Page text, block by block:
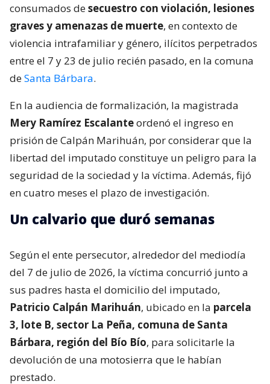
consumados desecuestro con violación, lesiones
graves y amenazas de muerte, en contexto de
violencia intrafamiliar y género, ilícitos perpetrados
entre el 7 y 23 de julio recién pasado, en la comuna
deSanta Bárbara.
En la audiencia de formalización, la magistrada
Mery Ramírez Escalanteordenó el ingreso en
prisión de Calpán Marihuán, por considerar que la
libertad del imputado constituye un peligro para la
seguridad de la sociedad y la víctima. Además, fijó
en cuatro meses el plazo de investigación.
Un calvario que duró semanas
Según el ente persecutor, alrededor del mediodía
del 7 de julio de 2026, la víctima concurrió junto a
sus padres hasta el domicilio del imputado,
Patricio Calpán Marihuán, ubicado en la parcela
3, lote B, sector La Peña, comuna de Santa
Bárbara, región del Bío Bío, para solicitarle la
devolución de una motosierra que le habían
prestado.